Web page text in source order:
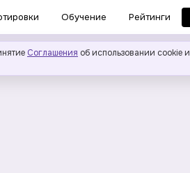
Обучение Рейтинги
Соглашения об использовании cookie и